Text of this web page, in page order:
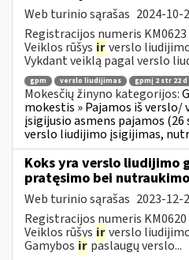
Web turinio sąrašas 2024-10-
Registracijos numeris
Veiklos rūšys irverslo
Vykdant veiklą pagal verslo
gpm verslo liudijimas gpmį 2 str 22 d
Mokesčių žinyno kategorijos:
mokestis » Pajamos iš verslo/
įsigijusio asmens pajamos (26
verslo liudijimo įsigijimas,
Koks yra verslo liudijimo
pratęsimo bei nutraukimo
Web turinio sąrašas 2023-12-
Registracijos numeris
Veiklos rūšys irverslo
Gamybos ir paslaugų verslo...